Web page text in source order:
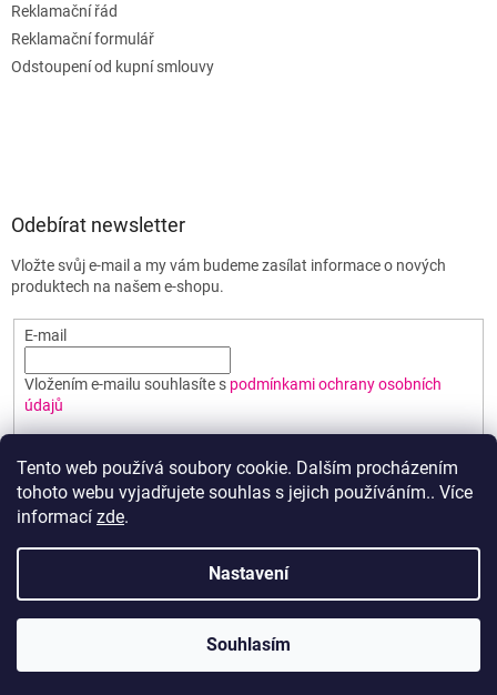
Tento web používá soubory cookie. Dalším procházením
tohoto webu vyjadřujete souhlas s jejich používáním.. Více
informací zde.
Nastavení
Souhlasím
Reklamační řád
Reklamační formulář
Odstoupení od kupní smlouvy
Odebírat newsletter
Vložte svůj e-mail a my vám budeme zasílat informace o nových
produktech na našem e-shopu.
E-mail
Vložením e-mailu souhlasíte s podmínkami ochrany osobních
údajů
PŘIHLÁSIT SE
Vytvořil Shoptet
Copyright 2026Poháry BEST. Všechna práva vyhrazena.Upravit
nastavení cookies